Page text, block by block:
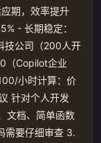
期，效率提升
- 长期稳定：
技公司（200人开
（Copilot企业
小时计算：价
针对个人开发
文档、简单函数
需要仔细审查 3.